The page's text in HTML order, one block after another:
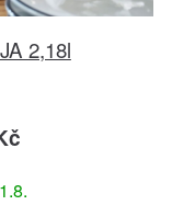
2,18l